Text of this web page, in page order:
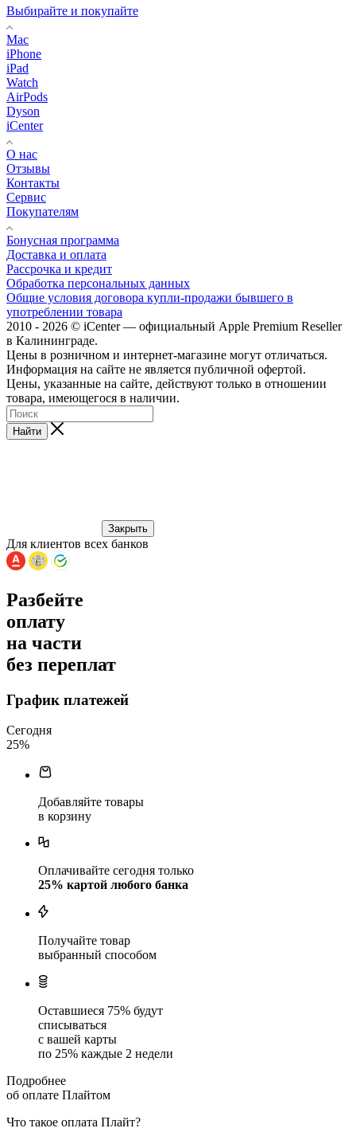
Выбирайте и покупайте
Mac
iPhone
iPad
Watch
AirPods
Dyson
iCenter
О нас
Отзывы
Контакты
Сервис
Покупателям
Бонусная программа
Доставка и оплата
Рассрочка и кредит
Обработка персональных данных
Общие условия договора купли-продажи бывшего в
употреблении товара
2010 - 2026 © iCenter — официальный Apple Premium Reseller
в Калининграде.
Цены в розничном и интернет-магазине могут отличаться.
Информация на сайте не является публичной офертой.
Цены, указанные на сайте, действуют только в отношении
товара, имеющегося в наличии.
Найти
Закрыть
Для клиентов всех банков
Разбейте
оплату
на части
без переплат
График платежей
Сегодня
25%
Добавляйте товары
в корзину
Оплачивайте сегодня только
25% картой любого банка
Получайте товар
выбранный способом
Оставшиеся 75% будут
списываться
с вашей карты
по 25% каждые 2 недели
Подробнее
об оплате Плайтом
Что такое оплата Плайт?